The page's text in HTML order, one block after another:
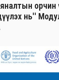
орчин
нь''